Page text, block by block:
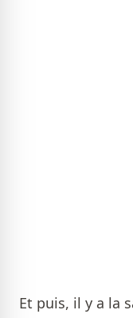
Et puis, il y a la